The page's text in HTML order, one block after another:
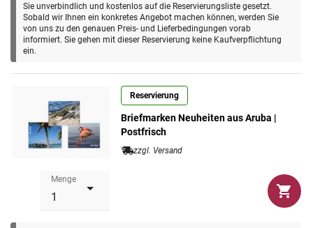
Nutzen Sie jetzt Ihre Chance und sichern Sie sich alle
kommenden Briefmarken Neuheiten aus Aruba.Sie haben
die Wahl: "Postfrisch", "Gestempelt" oder als
"Ersttagsbrief"!
monatliche Durchschnittspreisdes Neuheiten-Services
für Aruba beträgt ca.
3.50 €.
Sie unverbindlich und kostenlos auf die Reservierungsliste gesetzt.
Sobald wir Ihnen ein konkretes Angebot machen können, werden Sie
von uns zu den genauen Preis- und Lieferbedingungen vorab
informiert. Sie gehen mit dieser Reservierung keine Kaufverpflichtung
ein.
Reservierung
Briefmarken Neuheiten aus Aruba |
Postfrisch
zzgl. Versand
Menge